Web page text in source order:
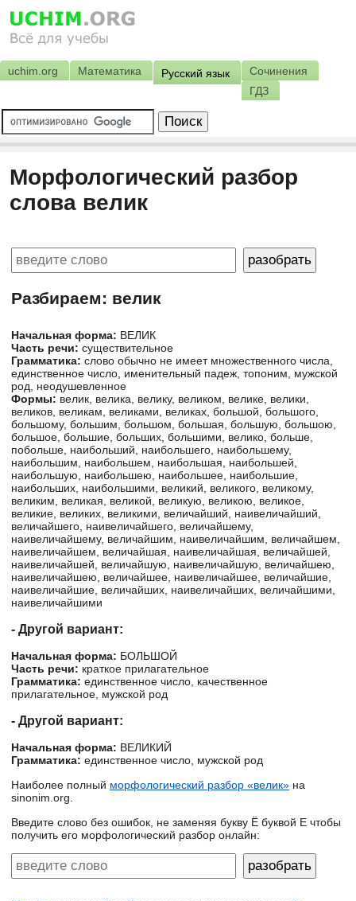
uchim.org Математика Русский язык
Сочинения
ГДЗ
Морфологический разбор
слова велик
Разбираем: велик
Начальная форма: ВЕЛИК
Часть речи: существительное
Грамматика: слово обычно не имеет множественного числа,
единственное число, именительный падеж, топоним, мужской
род, неодушевленное
Формы: велик, велика, велику, великом, велике, велики,
великов, великам, великами, великах, большой, большого,
большому, большим, большом, большая, большую, большою,
большое, большие, больших, большими, велико, больше,
побольше, наибольший, наибольшего, наибольшему,
наибольшим, наибольшем, наибольшая, наибольшей,
наибольшую, наибольшею, наибольшее, наибольшие,
наибольших, наибольшими, великий, великого, великому,
великим, великая, великой, великую, великою, великое,
великие, великих, великими, величайший, наивеличайший,
величайшего, наивеличайшего, величайшему,
наивеличайшему, величайшим, наивеличайшим, величайшем,
наивеличайшем, величайшая, наивеличайшая, величайшей,
наивеличайшей, величайшую, наивеличайшую, величайшею,
наивеличайшею, величайшее, наивеличайшее, величайшие,
наивеличайшие, величайших, наивеличайших, величайшими,
наивеличайшими
- Другой вариант:
Начальная форма: БОЛЬШОЙ
Часть речи: краткое прилагательное
Грамматика: единственное число, качественное
прилагательное, мужской род
- Другой вариант:
Начальная форма: ВЕЛИКИЙ
Грамматика: единственное число, мужской род
Наиболее полный морфологический разбор «велик» на
sinonim.org.
Введите слово без ошибок, не заменяя букву Ё буквой Е чтобы
получить его морфологический разбор онлайн: